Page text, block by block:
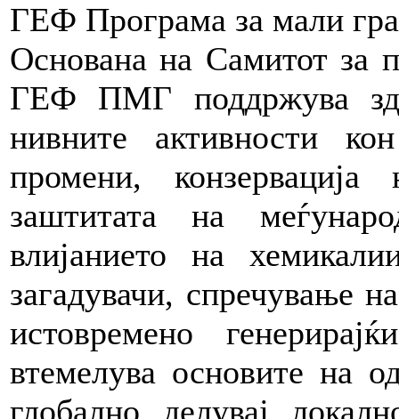
ГЕФ Програма за мали
Основана на Самитот за
ГЕФ ПМГ поддржува
нивните активности
промени, конзервација
заштитата на
влијанието на
загадувачи, спречување
истовремено
втемелува основите на
глобално делувај